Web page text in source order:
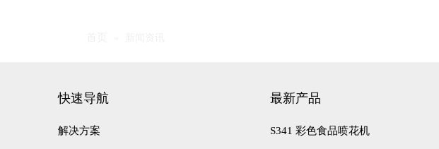
快速导航
解决方案
最新产品
S341 彩色食品喷花机